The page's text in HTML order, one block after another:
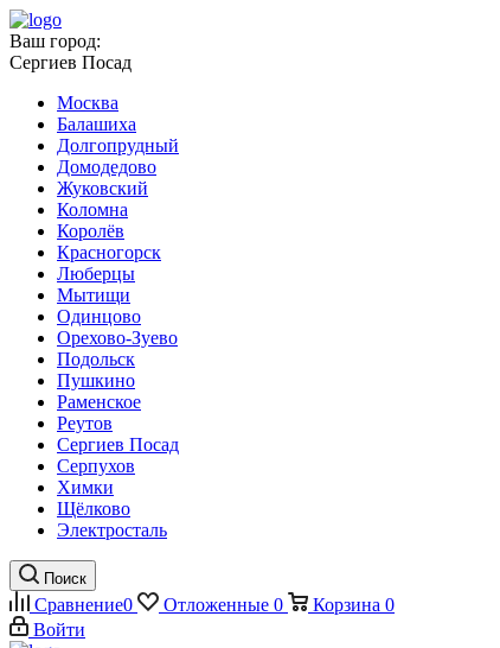
Ваш город:
Сергиев Посад
Москва
Балашиха
Долгопрудный
Домодедово
Жуковский
Коломна
Королёв
Красногорск
Люберцы
Мытищи
Одинцово
Орехово-Зуево
Подольск
Пушкино
Раменское
Реутов
Сергиев Посад
Серпухов
Химки
Щёлково
Электросталь
Поиск
Сравнение0 Отложенные 0 Корзина 0
Войти